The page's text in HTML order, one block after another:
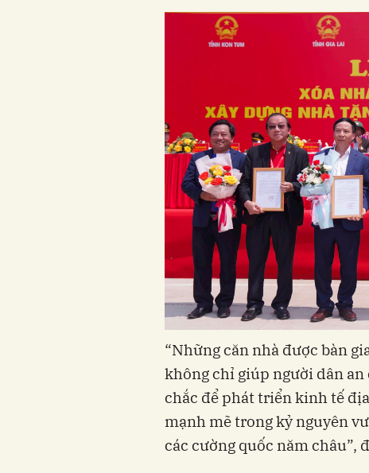
“Những căn nhà được bàn
không chỉ giúp người dân an
chắc để phát triển kinh tế
mạnh mẽ trong kỷ nguyên
các cường quốc năm châu”,